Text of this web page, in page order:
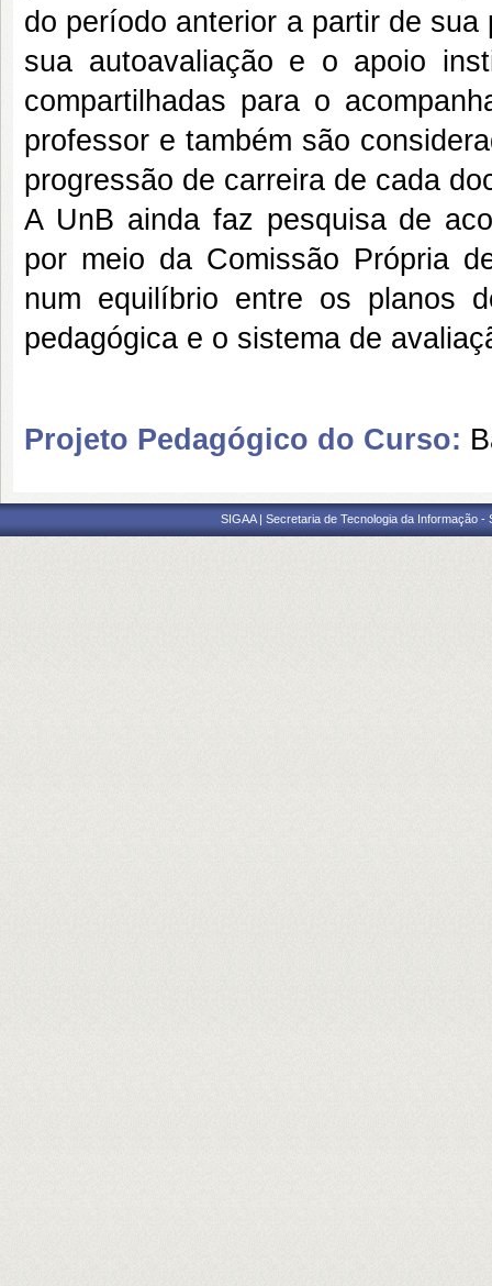
do período anterior a partir de
sua autoavaliação e o apoio
compartilhadas para o
professor e também são
progressão de carreira de cada
A UnB ainda faz pesquisa de
por meio da Comissão Própria
num equilíbrio entre os planos
pedagógica e o sistema de
Projeto Pedagógico do Curso:
SIGAA | Secretaria de Tecnologia da Informação